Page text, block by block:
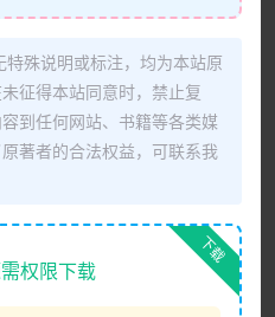
殊说明或标注，均为本站原
征得本站同意时，禁止复
到任何网站、书籍等各类媒
著者的合法权益，可联系我
下载
权限下载